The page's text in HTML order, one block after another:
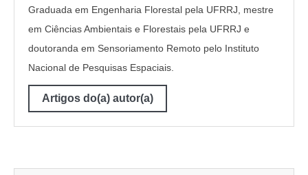
Graduada em Engenharia Florestal pela UFRRJ, mestre
em Ciências Ambientais e Florestais pela UFRRJ e
doutoranda em Sensoriamento Remoto pelo Instituto
Nacional de Pesquisas Espaciais.
Artigos do(a) autor(a)